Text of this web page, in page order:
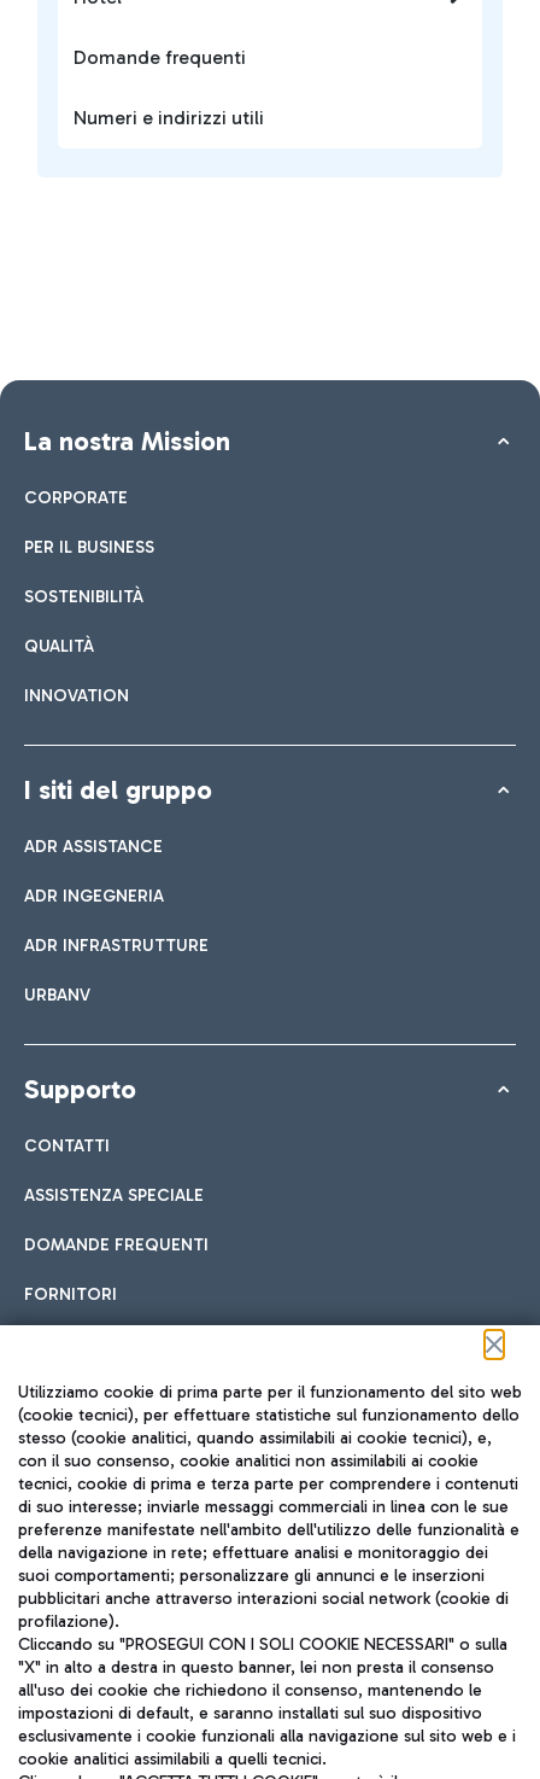
Domande frequenti
Numeri e indirizzi utili
La nostra Mission
CORPORATE
PER IL BUSINESS
SOSTENIBILITÀ
QUALITÀ
INNOVATION
I siti del gruppo
ADR ASSISTANCE
ADR INGEGNERIA
ADR INFRASTRUTTURE
URBANV
Supporto
CONTATTI
ASSISTENZA SPECIALE
DOMANDE FREQUENTI
FORNITORI
Seguici sui social
TRAVEL JOURNAL
ITA
Aeroporti di Roma S.p.A. - Società soggetta a direzione e
Utilizziamo cookie di prima parte per il funzionamento del sito web
(cookie tecnici), per effettuare statistiche sul funzionamento dello
stesso (cookie analitici, quando assimilabili ai cookie tecnici), e,
con il suo consenso, cookie analitici non assimilabili ai cookie
tecnici, cookie di prima e terza parte per comprendere i contenuti
di suo interesse; inviarle messaggi commerciali in linea con le sue
preferenze manifestate nell'ambito dell'utilizzo delle funzionalità e
della navigazione in rete; effettuare analisi e monitoraggio dei
suoi comportamenti; personalizzare gli annunci e le inserzioni
pubblicitari anche attraverso interazioni social network (cookie di
profilazione).
Cliccando su "PROSEGUI CON I SOLI COOKIE NECESSARI" o sulla
"X" in alto a destra in questo banner, lei non presta il consenso
all'uso dei cookie che richiedono il consenso, mantenendo le
impostazioni di default, e saranno installati sul suo dispositivo
esclusivamente i cookie funzionali alla navigazione sul sito web e i
cookie analitici assimilabili a quelli tecnici.